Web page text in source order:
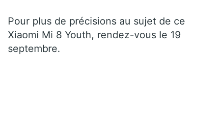
Pour plus de précisions au sujet de ce
Xiaomi Mi 8 Youth, rendez-vous le 19
septembre.